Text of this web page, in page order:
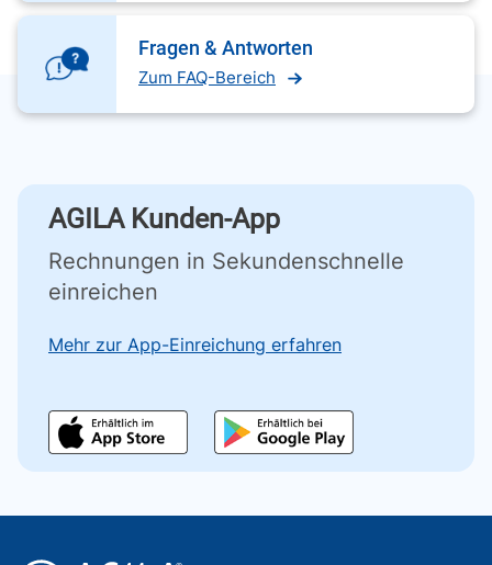
Fragen & Antworten
Zum FAQ-Bereich
AGILA Kunden-App
Rechnungen in Sekundenschnelle
einreichen
Mehr zur App-Einreichung erfahren